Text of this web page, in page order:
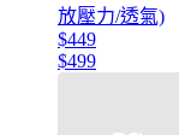
放壓力/透氣)
$449
$499